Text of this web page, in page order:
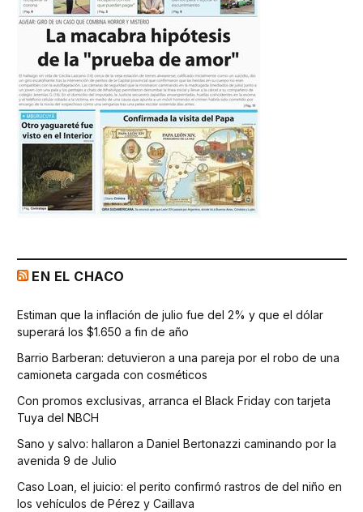
EN EL CHACO
Estiman que la inflación de julio fue del 2% y que el dólar
superará los $1.650 a fin de año
Barrio Barberan: detuvieron a una pareja por el robo de una
camioneta cargada con cosméticos
Con promos exclusivas, arranca el Black Friday con tarjeta
Tuya del NBCH
Sano y salvo: hallaron a Daniel Bertonazzi caminando por la
avenida 9 de Julio
Caso Loan, el juicio: el perito confirmó rastros de del niño en
los vehículos de Pérez y Caillava